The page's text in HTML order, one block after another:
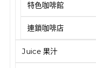
特色咖啡館
連鎖咖啡店
Juice 果汁